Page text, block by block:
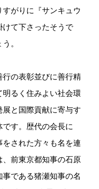
がりに『サンキュウ
けて下さったそうで
。
行の表彰並びに善行精
るく住みよい社会環
と国際貢献に寄与す
す。歴代の会長に
された方々も名を連
前東京都知事の石原
である猪瀬知事の名